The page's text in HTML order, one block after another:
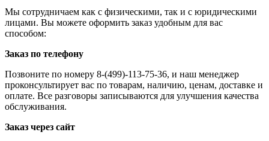
Мы сотрудничаем как с физическими, так и с юридическими
лицами. Вы можете оформить заказ удобным для вас
способом:
Заказ по телефону
Позвоните по номеру 8-(499)-113-75-36, и наш менеджер
проконсультирует вас по товарам, наличию, ценам, доставке и
оплате. Все разговоры записываются для улучшения качества
обслуживания.
Заказ через сайт